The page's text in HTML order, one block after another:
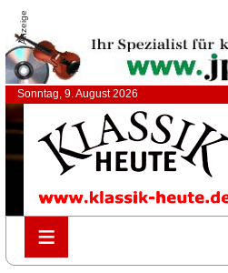
Anzeige
Sonntag, 9. August 2026
≡
≡